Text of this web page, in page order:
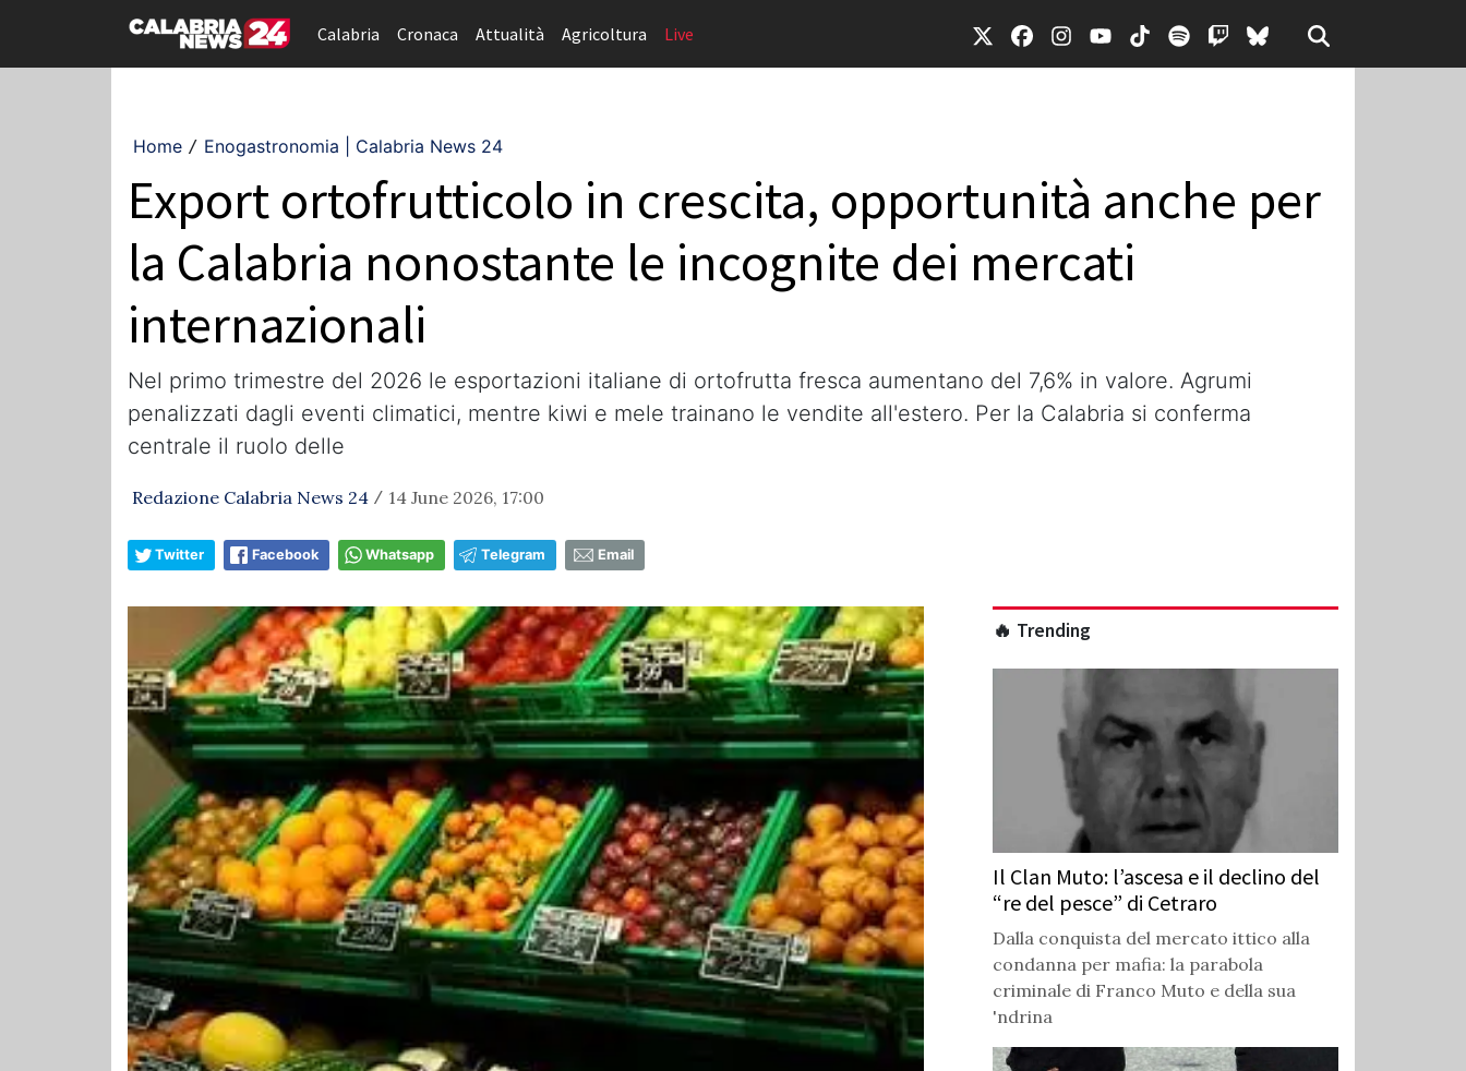
Calabria Cronaca Attualità Agricoltura Live
Home / Enogastronomia | Calabria News 24
Export ortofrutticolo in crescita, opportunità anche per
la Calabria nonostante le incognite dei mercati
internazionali
Nel primo trimestre del 2026 le esportazioni italiane di ortofrutta fresca aumentano del 7,6% in valore. Agrumi
penalizzati dagli eventi climatici, mentre kiwi e mele trainano le vendite all'estero. Per la Calabria si conferma
centrale il ruolo delle
Redazione Calabria News 24 / 14 June 2026, 17:00
Twitter Facebook Whatsapp Telegram Email
🔥 Trending
Il Clan Muto: l’ascesa e il declino del
“re del pesce” di Cetraro
Dalla conquista del mercato ittico alla
condanna per mafia: la parabola
criminale di Franco Muto e della sua
'ndrina